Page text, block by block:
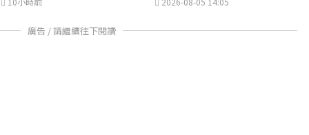
廣告 / 請繼續往下閱讀